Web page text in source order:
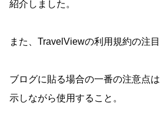
紹介しました。
また、TravelViewの利用規約の注
ブログに貼る場合の一番の注意点
示しながら使用すること。